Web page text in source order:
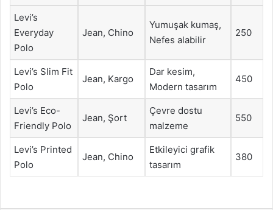
Levi’s
Everyday
Polo
Jean, Chino
Yumuşak kumaş,
Nefes alabilir
250
Levi’s Slim Fit
Polo
Jean, Kargo
Dar kesim,
Modern tasarım
450
Levi’s Eco-
Friendly Polo
Jean, Şort
Çevre dostu
malzeme
550
Levi’s Printed
Polo
Jean, Chino
Etkileyici grafik
tasarım
380